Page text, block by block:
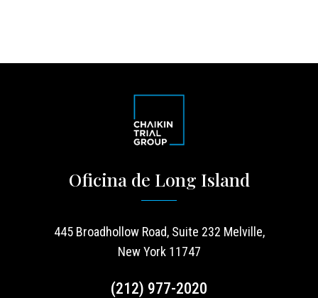
Oficina de Long Island
445 Broadhollow Road, Suite 232 Melville,
New York 11747
(212) 977-2020